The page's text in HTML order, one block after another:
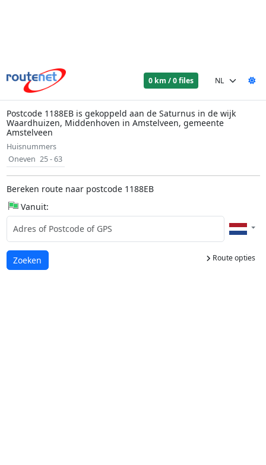
0 km / 0 files
Postcode 1188EB is gekoppeld aan de Saturnus in de wijk
Waardhuizen, Middenhoven in Amstelveen, gemeente
Amstelveen
Huisnummers
Oneven 25 - 63
Bereken route naar postcode 1188EB
Vanuit:
Route opties
Laden...
Zoeken